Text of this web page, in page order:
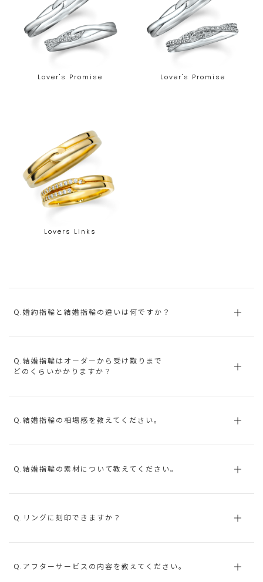
Lover's Promise Lover's Promise
Lovers Links
Q.婚約指輪と結婚指輪の違いは何ですか？
Q.結婚指輪はオーダーから受け取りまで
どのくらいかかりますか？
Q.結婚指輪の相場感を教えてください。
Q.結婚指輪の素材について教えてください。
Q.リングに刻印できますか？
Q.アフターサービスの内容を教えてください。